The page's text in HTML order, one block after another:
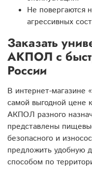
Не повергаются
агрессивных
Заказать
АКПОЛ с
России
В интернет-
самой выгодной цене
АКПОЛ разного
представлены
безопасного и
предложить удобную
способом по